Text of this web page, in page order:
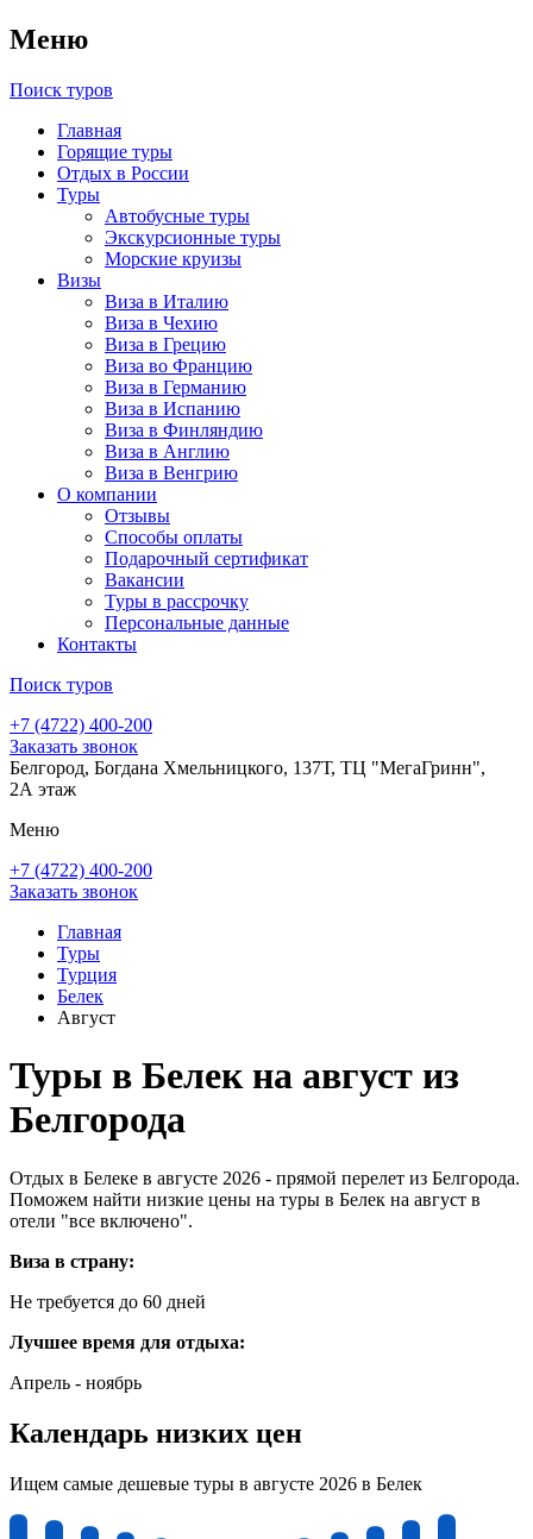
Меню
Поиск туров
Главная
Горящие туры
Отдых в России
Туры
Автобусные туры
Экскурсионные туры
Морские круизы
Визы
Виза в Италию
Виза в Чехию
Виза в Грецию
Виза во Францию
Виза в Германию
Виза в Испанию
Виза в Финляндию
Виза в Англию
Виза в Венгрию
О компании
Отзывы
Способы оплаты
Подарочный сертификат
Вакансии
Туры в рассрочку
Персональные данные
Контакты
Поиск туров
+7 (4722) 400-200
Заказать звонок
Белгород, Богдана Хмельницкого, 137Т, ТЦ "МегаГринн",
2А этаж
Меню
+7 (4722) 400-200
Заказать звонок
Главная
Туры
Турция
Белек
Август
Туры в Белек на август из
Белгорода
Отдых в Белеке в августе 2026 - прямой перелет из Белгорода.
Поможем найти низкие цены на туры в Белек на август в
отели "все включено".
Виза в страну:
Не требуется до 60 дней
Лучшее время для отдыха:
Апрель - ноябрь
Календарь низких цен
Ищем самые дешевые туры в августе 2026 в Белек